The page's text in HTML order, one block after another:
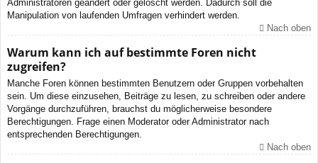
Administratoren geändert oder gelöscht werden. Dadurch soll die
Manipulation von laufenden Umfragen verhindert werden.
Nach oben
Warum kann ich auf bestimmte Foren nicht
zugreifen?
Manche Foren können bestimmten Benutzern oder Gruppen vorbehalten
sein. Um diese einzusehen, Beiträge zu lesen, zu schreiben oder andere
Vorgänge durchzuführen, brauchst du möglicherweise besondere
Berechtigungen. Frage einen Moderator oder Administrator nach
entsprechenden Berechtigungen.
Nach oben